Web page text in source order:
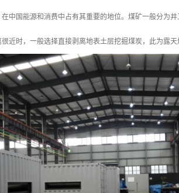
中国能源和消费中占有其重要的地位。煤矿一般分为
近时，一般选择直接剥离地表土层挖掘煤炭，此为露天